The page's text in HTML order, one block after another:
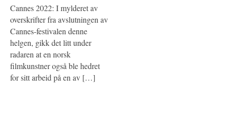
Cannes 2022: I mylderet av
overskrifter fra avslutningen av
Cannes-festivalen denne
helgen, gikk det litt under
radaren at en norsk
filmkunstner også ble hedret
for sitt arbeid på en av […]